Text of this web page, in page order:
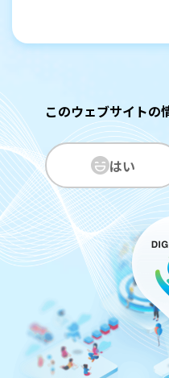
このウェブサイトの
はい